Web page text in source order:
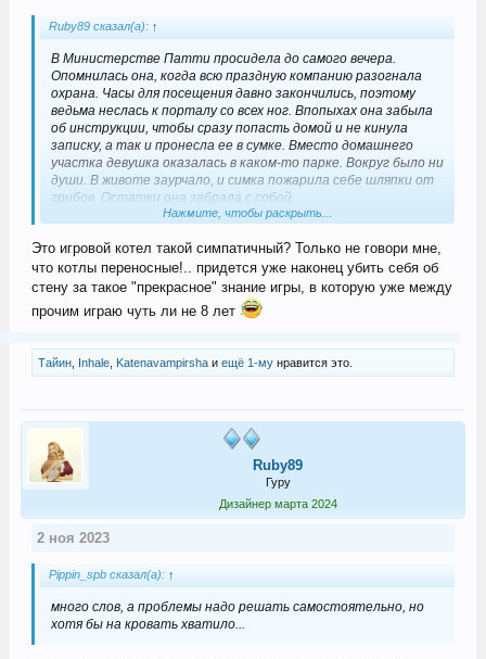
Ruby89 сказал(а): ↑
В Министерстве Патти просидела до самого вечера.
Опомнилась она, когда всю праздную компанию разогнала
охрана. Часы для посещения давно закончились, поэтому
ведьма неслась к порталу со всех ног. Впопыхах она забыла
об инструкции, чтобы сразу попасть домой и не кинула
записку, а так и пронесла ее в сумке. Вместо домашнего
участка девушка оказалась в каком-то парке. Вокруг было ни
души. В животе заурчало, и симка пожарила себе шляпки от
грибов. Остатки она забрала с собой.
Нажмите, чтобы раскрыть...
Это игровой котел такой симпатичный? Только не говори мне,
что котлы переносные!.. придется уже наконец убить себя об
стену за такое "прекрасное" знание игры, в которую уже между
прочим играю чуть ли не 8 лет
Тайин, Inhale, Katenavampirshaи ещё 1-мунравится это.
Ruby89
Гуру
Дизайнер марта 2024
2 ноя 2023
Pippin_spb сказал(а): ↑
много слов, а проблемы надо решать самостоятельно, но
хотя бы на кровать хватило...